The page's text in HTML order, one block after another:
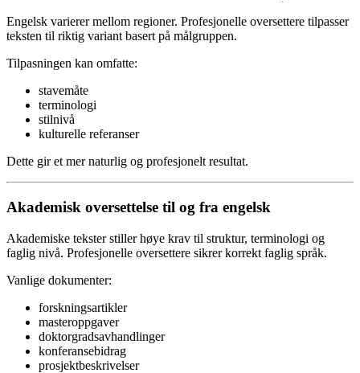
Engelsk varierer mellom regioner. Profesjonelle oversettere tilpasser
teksten til riktig variant basert på målgruppen.
Tilpasningen kan omfatte:
stavemåte
terminologi
stilnivå
kulturelle referanser
Dette gir et mer naturlig og profesjonelt resultat.
Akademisk oversettelse til og fra engelsk
Akademiske tekster stiller høye krav til struktur, terminologi og
faglig nivå. Profesjonelle oversettere sikrer korrekt faglig språk.
Vanlige dokumenter:
forskningsartikler
masteroppgaver
doktorgradsavhandlinger
konferansebidrag
prosjektbeskrivelser